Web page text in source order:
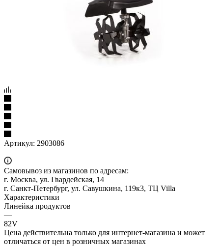
Артикул: 2903086
Самовывоз из магазинов по адресам:
г. Москва, ул. Гвардейская, 14
г. Санкт-Петербург, ул. Савушкина, 119к3, ТЦ Villa
Характеристики
Линейка продуктов
—
82V
Цена действительна только для интернет-магазина и может
отличаться от цен в розничных магазинах